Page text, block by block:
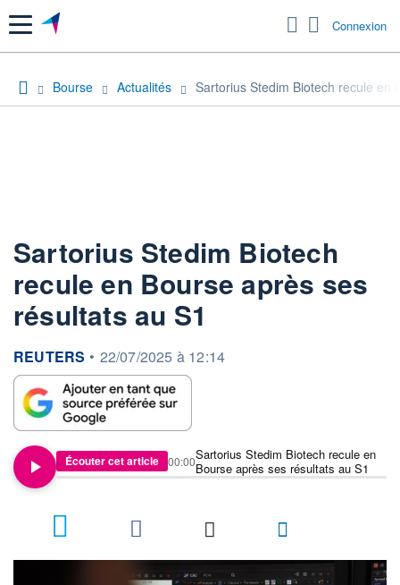
Menu Connexion
Bourse Actualités Sartorius Stedim Biotech recule en
Sartorius Stedim Biotech
recule en Bourse après ses
résultats au S1
information fournie par
REUTERS • 22/07/2025 à 12:14
Écouter cet article
Sartorius Stedim Biotech recule en
Bourse après ses résultats au S1
00:00